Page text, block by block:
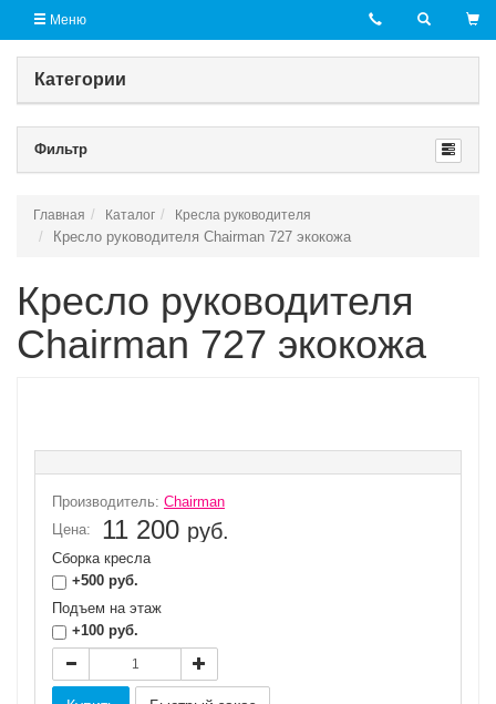
Меню
Категории
Фильтр
Главная Каталог Кресла руководителя
Кресло руководителя Chairman 727 экокожа
Кресло руководителя
Chairman 727 экокожа
Производитель: Chairman
Цена:
11 200 руб.
Сборка кресла
+500 руб.
Подъем на этаж
+100 руб.